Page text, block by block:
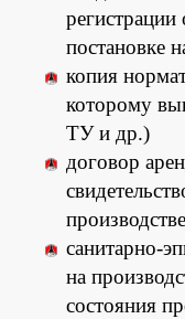
регистрации
постановке
копия
которому
ТУ и др.)
договор
санитарно-
на
состояния